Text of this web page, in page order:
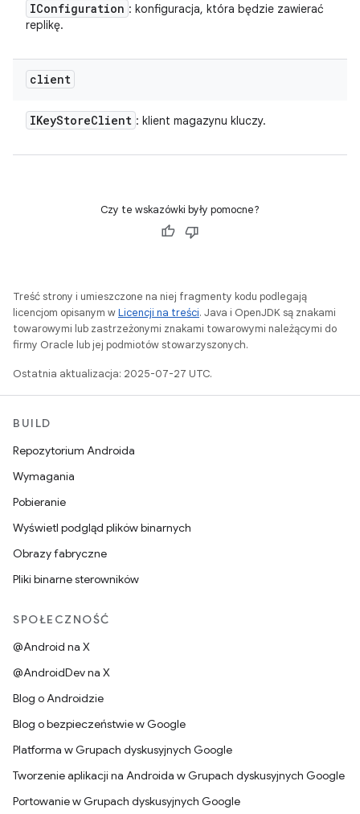
IConfiguration : konfiguracja, która będzie zawierać
replikę.
client
IKeyStoreClient : klient magazynu kluczy.
Czy te wskazówki były pomocne?
Treść strony i umieszczone na niej fragmenty kodu podlegają
licencjom opisanym wLicencji na treści. Java i OpenJDK są znakami
towarowymi lub zastrzeżonymi znakami towarowymi należącymi do
firmy Oracle lub jej podmiotów stowarzyszonych.
Ostatnia aktualizacja: 2025-07-27 UTC.
BUILD
Repozytorium Androida
Wymagania
Pobieranie
Wyświetl podgląd plików binarnych
Obrazy fabryczne
Pliki binarne sterowników
SPOŁECZNOŚĆ
@Android na X
@AndroidDev na X
Blog o Androidzie
Blog o bezpieczeństwie w Google
Platforma w Grupach dyskusyjnych Google
Tworzenie aplikacji na Androida w Grupach dyskusyjnych Google
Portowanie w Grupach dyskusyjnych Google